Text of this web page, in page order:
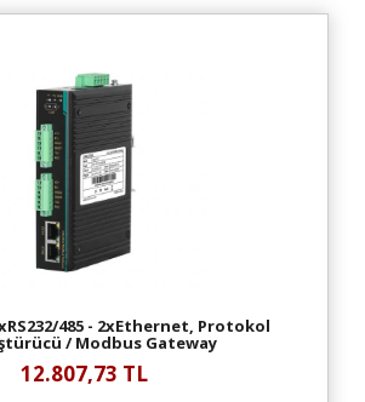
485 - 2xEthernet, Protokol
/ Modbus Gateway
12.807,73 TL